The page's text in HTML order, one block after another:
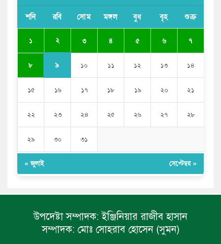
সরকার
সজীব ওয়াজেদ জয়
শনি রবি সোম মঙ্গল বুধ বৃহ শুক্র
১ ২ ৩ ৪ ৫ ৬ ৭
৮ ৯ ১০ ১১ ১২ ১৩ ১৪
১৫ ১৬ ১৭ ১৮ ১৯ ২০ ২১
২২ ২৩ ২৪ ২৫ ২৬ ২৭ ২৮
২৯ ৩০ ৩১
« জুলাই সেপ্টেম্বর »
উপদেষ্টা সম্পাদক: ইঞ্জিনিয়ার রাজীব হাসান
সম্পাদক: মোঃ সোহরাব হোসেন (সুমন)